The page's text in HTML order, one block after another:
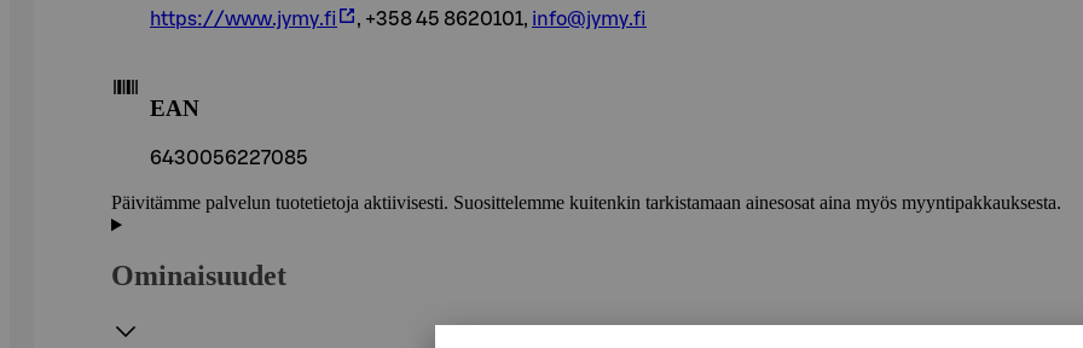
https://www.jymy.fi
, +358 45 8620101, info@jymy.fi
EAN
6430056227085
Päivitämme palvelun tuotetietoja aktiivisesti. Suosittelemme kuitenkin tarkistamaan ainesosat aina myös myyntipakkauksesta.
Ominaisuudet